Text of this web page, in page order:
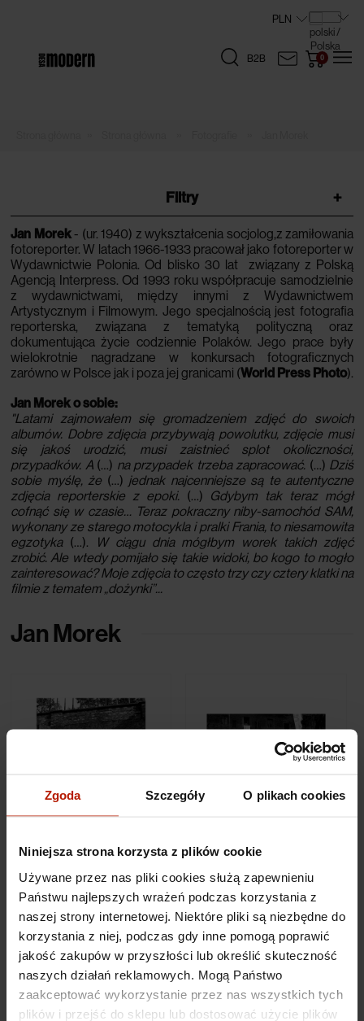
Zgoda Szczegóły O plikach cookies
Niniejsza strona korzysta z plików cookie
Używane przez nas pliki cookies służą zapewnieniu
Państwu najlepszych wrażeń podczas korzystania z
naszej strony internetowej. Niektóre pliki są niezbędne do
korzystania z niej, podczas gdy inne pomogą poprawić
jakość zakupów w przyszłości lub określić skuteczność
naszych działań reklamowych. Mogą Państwo
zaakceptować wykorzystanie przez nas wszystkich tych
plików i przejść do sklepu lub dostosować użycie plików
B2B
Filtry +
Jan Morek- (ur. 1940) z wykształcenia socjolog,z zamiłowania
fotoreporter. W latach 1966-1933 pracował jako fotoreporter w
Wydawnictwie Polonia. Od blisko 30 lat związany z Polską
Agencją Interpress. Od 1993 roku współpracuje samodzielnie
z wydawnictwami, między innymi z Wydawnictwem
Artystycznym i Filmowym. Jego specjalnością jest fotografia
reporterska, związana z tematyką polityczną oraz
dokumentująca życie codziennie Polaków. Jego prace były
wielokrotnie nagradzane w konkursach fotograficznych
zarówno w Polsce jak i poza jej granicami (World Press Photo).
Jan Morek o sobie:
"Latami zajmowałem się gromadzeniem zdjęć do swoich
albumów. Dobre zdjęcia przybywają powolutku, zdjęcie musi
się jakoś urodzić, musi zaistnieć splot okoliczności,
przypadków. A(…) na przypadek trzeba zapracować. (…) Dziś
sobie myślę, że (…) jednak najcenniejsze są te autentyczne
zdjęcia reporterskie z epoki. (…) Gdybym tak teraz mógł
cofnąć się w czasie… Teraz pokraczny niby-samochód SAM,
wykonany ze starego motocykla i pralki Frania, to niesamowita
egzotyka(…).
W ciągu dnia mógłbym worek takich zdjęć
zrobić. Ale wtedy pomijało się takie widoki, bo kogo to mogło
zainteresować? Moje zdjęcia to często trzy czy cztery klatki na
filmie z tematem „dożynki”...
Jan Morek
Paweł II w Oświęcimiu,
490,00 zł
Kardynałowie Karol
Wyszyński
490,00 zł